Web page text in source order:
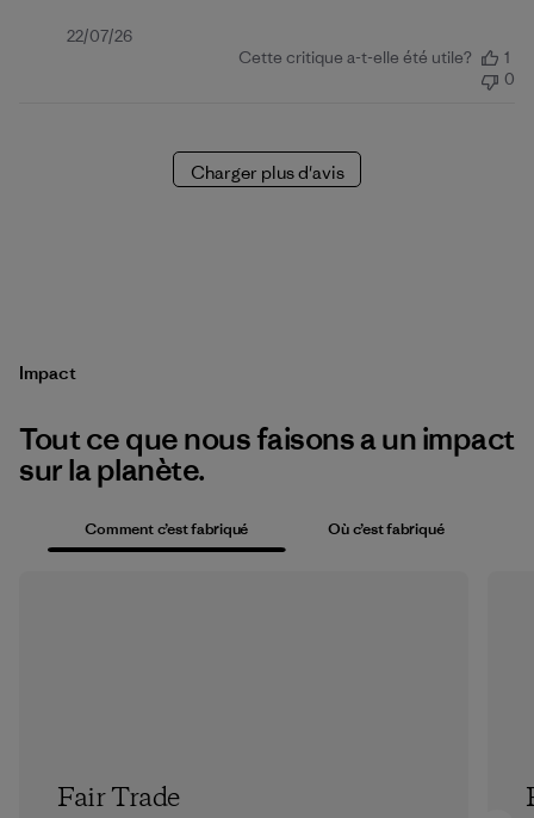
Date
22/07/26
Cette critique a-t-elle été utile?
1
0
Charger plus d'avis
Impact
Tout ce que nous faisons a un impact
sur la planète.
Comment c’est fabriqué Où c’est fabriqué
Fair Trade